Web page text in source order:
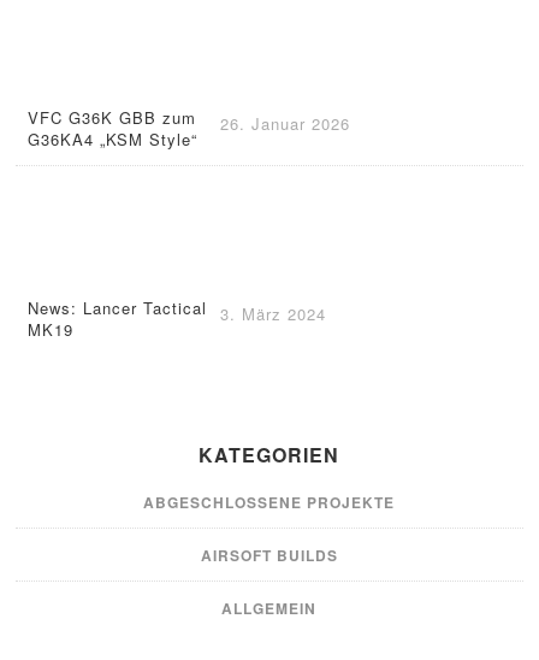
VFC G36K GBB zum
G36KA4 „KSM Style“
26. Januar 2026
News: Lancer Tactical
MK19
3. März 2024
KATEGORIEN
ABGESCHLOSSENE PROJEKTE
AIRSOFT BUILDS
ALLGEMEIN